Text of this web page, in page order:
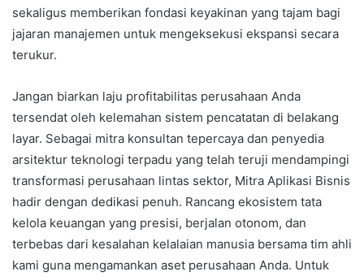
sekaligus memberikan fondasi keyakinan yang tajam bagi
jajaran manajemen untuk mengeksekusi ekspansi secara
terukur.
Jangan biarkan laju profitabilitas perusahaan Anda
tersendat oleh kelemahan sistem pencatatan di belakang
layar. Sebagai mitra konsultan tepercaya dan penyedia
arsitektur teknologi terpadu yang telah teruji mendampingi
transformasi perusahaan lintas sektor, Mitra Aplikasi Bisnis
hadir dengan dedikasi penuh. Rancang ekosistem tata
kelola keuangan yang presisi, berjalan otonom, dan
terbebas dari kesalahan kelalaian manusia bersama tim ahli
kami guna mengamankan aset perusahaan Anda. Untuk